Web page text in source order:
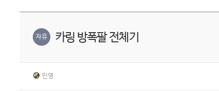
자유 카링 방폭팔 전체기
민영